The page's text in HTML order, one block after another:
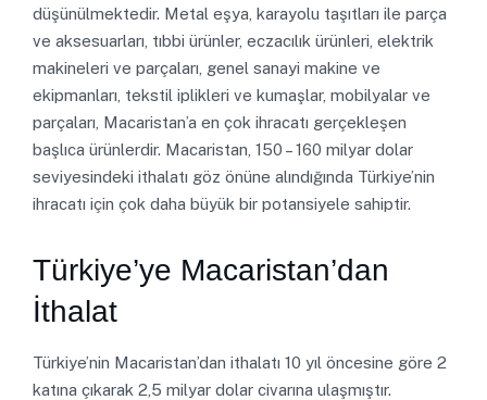
düşünülmektedir. Metal eşya, karayolu taşıtları ile parça
ve aksesuarları, tıbbi ürünler, eczacılık ürünleri, elektrik
makineleri ve parçaları, genel sanayi makine ve
ekipmanları, tekstil iplikleri ve kumaşlar, mobilyalar ve
parçaları, Macaristan’a en çok ihracatı gerçekleşen
başlıca ürünlerdir. Macaristan, 150 – 160 milyar dolar
seviyesindeki ithalatı göz önüne alındığında Türkiye’nin
ihracatı için çok daha büyük bir potansiyele sahiptir.
Türkiye’ye Macaristan’dan
İthalat
Türkiye’nin Macaristan’dan ithalatı 10 yıl öncesine göre 2
katına çıkarak 2,5 milyar dolar civarına ulaşmıştır.